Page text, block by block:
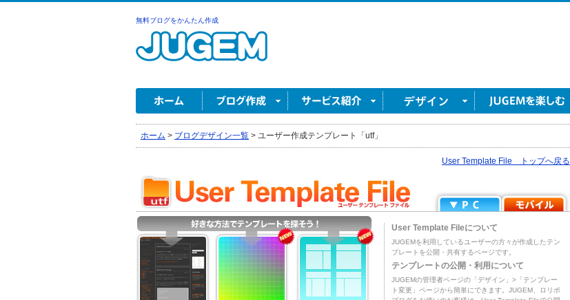
無料ブログをかんたん作成
ホーム > ブログデザイン一覧 > ユーザー作成テンプレート「utf」
User Template File トップへ戻る
User Template Fileについて
JUGEMを利用しているユーザーの方々が作成したテン
プレートを公開・共有するページです。
テンプレートの公開・利用について
JUGEMの管理者ページの「デザイン」>「テンプレー
ト変更」ページから簡単にできます。JUGEM、ロリポ